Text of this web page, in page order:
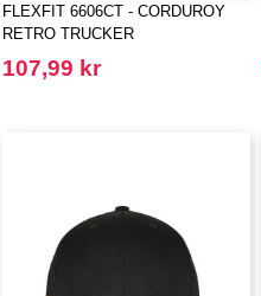
FLEXFIT 6606CT - CORDUROY
RETRO TRUCKER
107,99 kr